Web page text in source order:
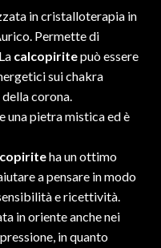
in cristalloterapia in
Permette di
calcopiritepuò essere
sui chakra
corona.
una pietra mistica ed è
ha un ottimo
a pensare in modo
e ricettività.
in oriente anche nei
in quanto